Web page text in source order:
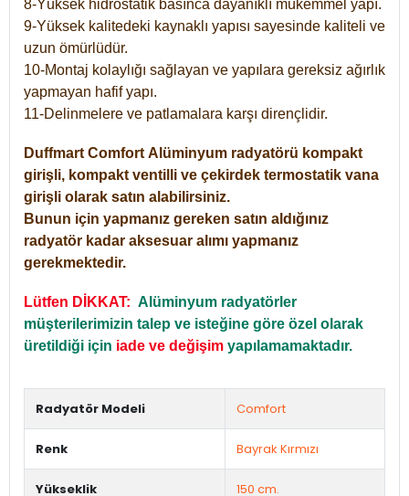
8-Yüksek hidrostatik basınca dayanıklı mükemmel yapı.
9-Yüksek kalitedeki kaynaklı yapısı sayesinde kaliteli ve
uzun ömürlüdür.
10-Montaj kolaylığı sağlayan ve yapılara gereksiz ağırlık
yapmayan hafif yapı.
11-Delinmelere ve patlamalara karşı dirençlidir.
Duffmart Comfort Alüminyum radyatörü kompakt
girişli, kompakt ventilli ve çekirdek termostatik vana
girişli olarak satın alabilirsiniz.
Bunun için yapmanız gereken satın aldığınız
radyatör kadar aksesuar alımı yapmanız
gerekmektedir.
Lütfen DİKKAT: Alüminyum radyatörler
müşterilerimizin talep ve isteğine göre özel olarak
üretildiği için iade ve değişim yapılamamaktadır.
Radyatör Modeli Comfort
Renk Bayrak Kırmızı
Yükseklik 150 cm.